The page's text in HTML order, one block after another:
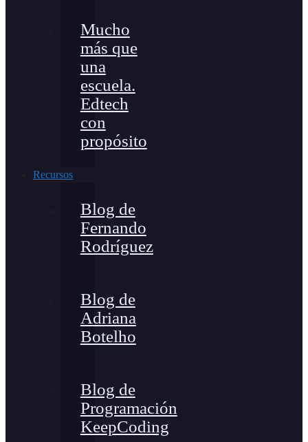
Mucho
más que
una
escuela.
Edtech
con
propósito
Recursos
Blog de
Fernando
Rodríguez
Blog de
Adriana
Botelho
Blog de
Programación
KeepCoding